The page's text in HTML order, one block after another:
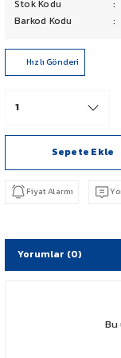
Stok Kodu
Barkod Kodu
Hızlı Gönderi
Sepete Ekle
Fiyat Alarmı
Yorumlar (0)
Bu